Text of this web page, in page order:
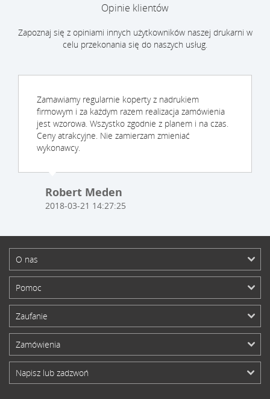
Opinie klientów
Zapoznaj się z opiniami innych użytkowników naszej drukarni w
celu przekonania się do naszych usług.
Zamawiamy regularnie koperty z nadrukiem
firmowym i za każdym razem realizacja zamówienia
jest wzorowa. Wszystko zgodnie z planem i na czas.
Ceny atrakcyjne. Nie zamierzam zmieniać
wykonawcy.
Robert Meden
2018-03-21 14:27:25
O nas
Pomoc
Zaufanie
Zamówienia
Napisz lub zadzwoń